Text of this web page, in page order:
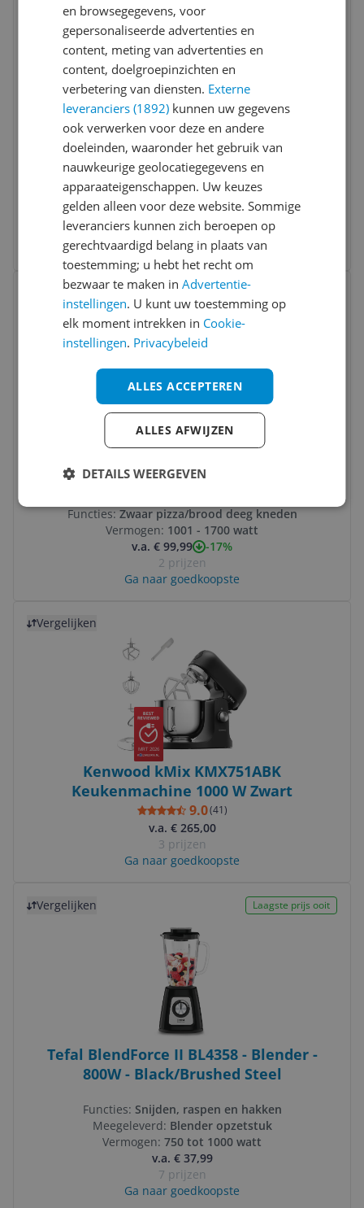
Kenwood Multipro Go FDP23.380RD Red
Clay
Capaciteit kom:Klein (tot 4 liter)
Functies:Kloppen en mixen
Vermogen: 801 - 1000 watt
v.a. € 119,00
3 prijzen
Ga naar goedkoopste
Vergelijken
Vivid Green Keukenmachine met Display -
Mixer met Mengkom - 6.2L - Zwart
Functies:Zwaar pizza/brood deeg kneden
Vermogen: 1001 - 1700 watt
v.a. € 99,99
-17%
2 prijzen
Ga naar goedkoopste
Bekijk product
Vergelijken
MRT 2026
Kenwood kMix KMX751ABK
Keukenmachine 1000 W Zwart
9.0(41)
v.a. € 265,00
3 prijzen
Ga naar goedkoopste
Vergelijken Laagste prijs ooit
Tefal BlendForce II BL4358 - Blender -
800W - Black/Brushed Steel
Functies: Snijden, raspen en hakken
Meegeleverd: Blender opzetstuk
Vermogen: 750 tot 1000 watt
v.a. € 37,99
7 prijzen
Ga naar goedkoopste
en browsegegevens, voor
gepersonaliseerde advertenties en
content, meting van advertenties en
content, doelgroepinzichten en
verbetering van diensten. Externe
leveranciers (1892) kunnen uw gegevens
ook verwerken voor deze en andere
doeleinden, waaronder het gebruik van
nauwkeurige geolocatiegegevens en
apparaateigenschappen. Uw keuzes
gelden alleen voor deze website. Sommige
leveranciers kunnen zich beroepen op
gerechtvaardigd belang in plaats van
toestemming; u hebt het recht om
bezwaar te maken inAdvertentie-
instellingen. U kunt uw toestemming op
elk moment intrekken in Cookie-
instellingen. Privacybeleid
ALLES ACCEPTEREN
ALLES AFWIJZEN
DETAILS WEERGEVEN